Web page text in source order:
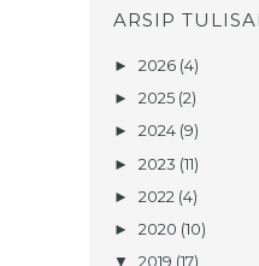
FILM KISAH
MUHAMMAD SAW
TEKA TEKI
Penerimaan
Ajaran 2017/2018
BERBASIS
TAHUN 2017
ARSIP
► 2026 (4)
► 2025 (2)
► 2024 (9)
► 2023 (11)
► 2022 (4)
► 2020 (10)
▼ 2019 (17)